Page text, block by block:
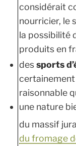
considérait
nourricier, le
la possibilité
produits en
dessports
raisonnable
une nature
du massif
du fromage